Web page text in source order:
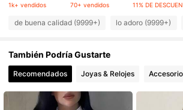
4.83 1.3M Seguidores
4.83 1.3M Seguidores
4.83 1.3M Seguidores
1k+ vendidos 70+ vendidos
de buena calidad (9999+) lo adoro (9999+)
También Podría Gustarte
Recomendados Joyas & Relojes